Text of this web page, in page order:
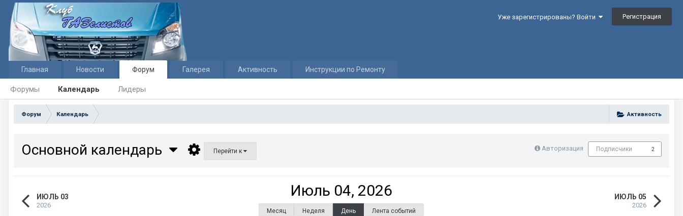
Уже зарегистрированы? Войти Регистрация
Главная Новости Форум
Форумы Календарь Лидеры
Галерея Активность Инструкции по Ремонту
Активность
Форум Календарь
Авторизация Подписчики 2
Основной календарь Перейти к
ИЮЛЬ 03
2026
Июль 04, 2026
Месяц Неделя День Лента событий
ИЮЛЬ 05
2026